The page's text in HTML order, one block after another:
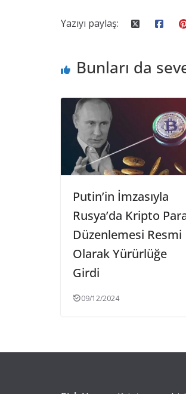
Yazıyı paylaş:
Bunları da
Putin’in İmzasıyla
Rusya’da Kripto
Düzenlemesi Resmi
Olarak Yürürlüğe
Girdi
09/12/2024